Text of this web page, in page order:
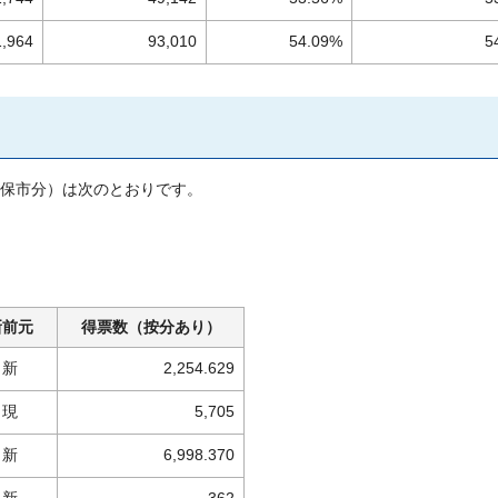
93,010 54.09%
市分）は次のとおりです。
前元 得票数（按分あり）
新 2,254.629
現 5,705
新 6,998.370